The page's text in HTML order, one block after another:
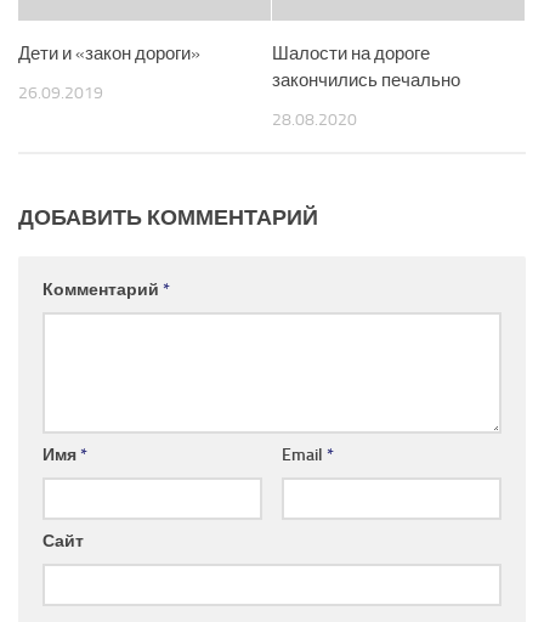
Дети и «закон дороги»
26.09.2019
Шалости на дороге
закончились печально
28.08.2020
ДОБАВИТЬ КОММЕНТАРИЙ
Комментарий *
Имя* Email *
Сайт